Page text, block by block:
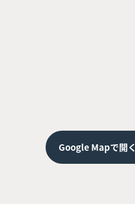
Google Mapで開く